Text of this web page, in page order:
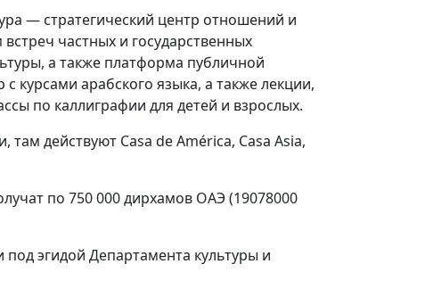
— стратегический центр отношений и
частных и государственных
а также платформа публичной
арабского языка, а также лекции,
по каллиграфии для детей и взрослых.
действуют Casa de América, Casa Asia,
по 750 000 дирхамов ОАЭ (19078000
эгидой Департамента культуры и